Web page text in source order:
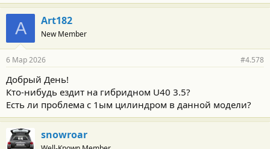
A Art182
New Member
6 Мар 2026 #4.578
Добрый День!
Кто-нибудь ездит на гибридном U40 3.5?
Есть ли проблема с 1ым цилиндром в данной модели?
snowroar